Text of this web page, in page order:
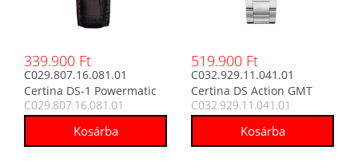
339.900 Ft
C029.807.16.081.01
Certina DS-1 Powermatic
80 automata férfi analóg
C029.807.16.081.01
519.900 Ft
C032.929.11.041.01
Certina DS Action GMT
Powermatic 80 automata
férfi analóg karóra
C032.929.11.041.01